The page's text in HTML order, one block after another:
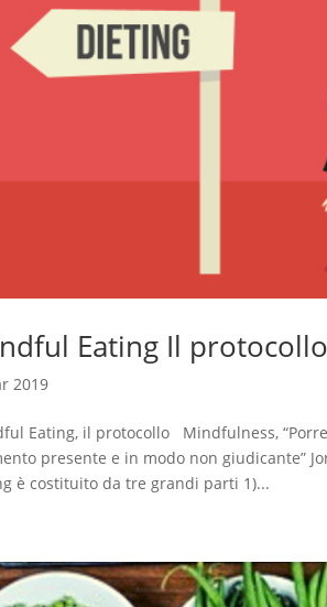
Eating Il protocollo
2019
Eating, il protocollo Mindfulness,
presente e in modo non giudicante”
è costituito da tre grandi parti 1)...